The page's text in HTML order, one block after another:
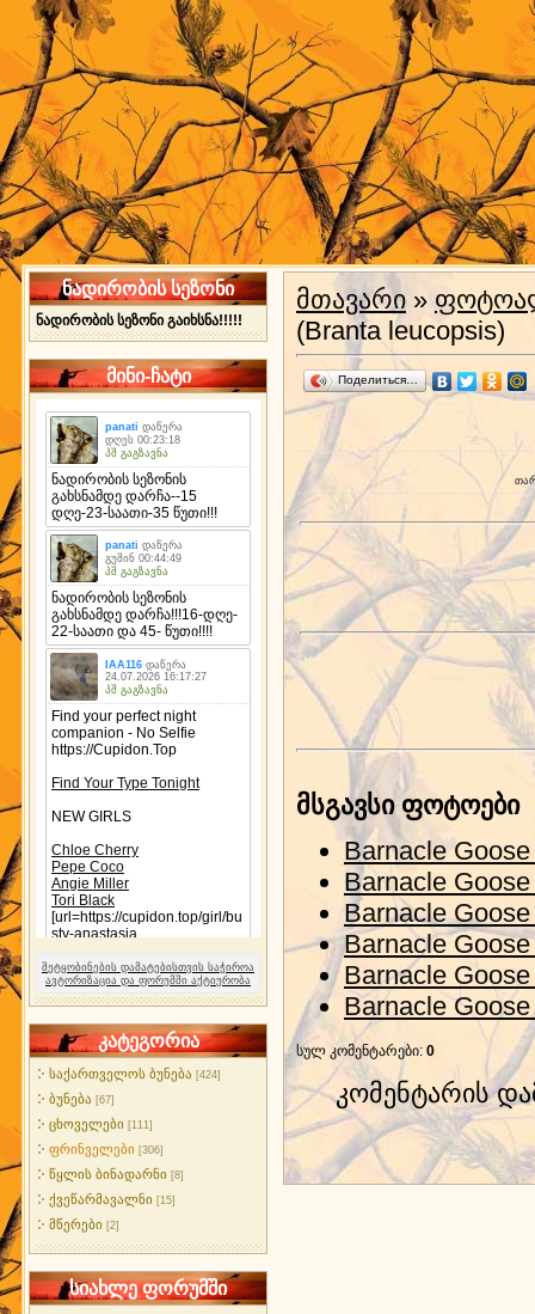
ნადირობის სეზონი
ნადირობის სეზონი გაიხსნა!!!!!
მინი-ჩატი
შეტყობინების დამატებისთვის საჭიროა
ავტორიზაცია და ფორუმში აქტიურობა
კატეგორია
საქართველოს ბუნება [424]
ბუნება [67]
ცხოველები [111]
ფრინველები [306]
წყლის ბინადარნი [8]
ქვეწარმავალნი [15]
მწერები [2]
სიახლე ფორუმში
მთავარი »
(Branta leucopsis)
Поделиться…
მსგავსი ფოტოები
Barnacle
Barnacle
Barnacle
Barnacle
Barnacle
Barnacle
სულ კომენტარები: 0
კომენტარის